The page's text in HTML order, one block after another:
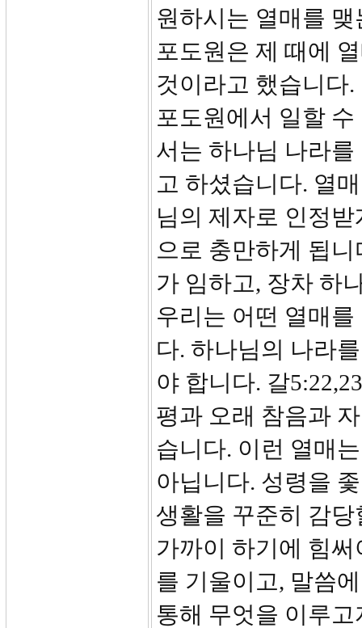
원하시는 열매를
포도원은 제 때에
것이라고 했습니다
포도원에서 일할
서는 하나님 나라
고 하셨습니다. 열
님의 제자로 인정
으로 충만하게 됩
가 임하고, 장차 하
우리는 어떤 열매
다. 하나님의 나라
야 합니다. 갈
평과 오래 참음과
습니다. 이런 열매
아닙니다. 성령을
생활을 꾸준히 감
가까이 하기에 힘
를 기울이고, 말씀
통해 무엇을 이루